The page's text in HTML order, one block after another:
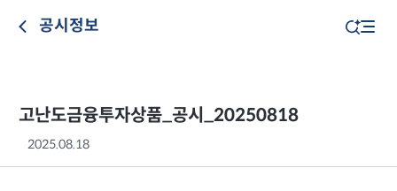
공시정보
고난도금융투자상품_공시_20250818
2025.08.18